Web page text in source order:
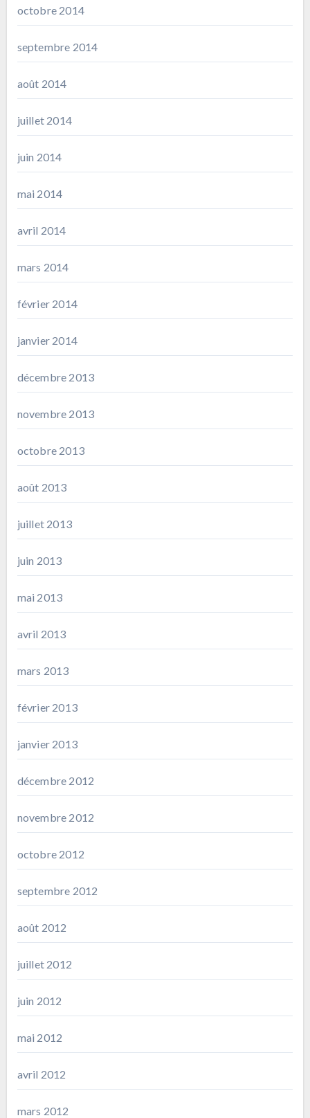
octobre 2014
septembre 2014
août 2014
juillet 2014
juin 2014
mai 2014
avril 2014
mars 2014
février 2014
janvier 2014
décembre 2013
novembre 2013
octobre 2013
août 2013
juillet 2013
juin 2013
mai 2013
avril 2013
mars 2013
février 2013
janvier 2013
décembre 2012
novembre 2012
octobre 2012
septembre 2012
août 2012
juillet 2012
juin 2012
mai 2012
avril 2012
mars 2012